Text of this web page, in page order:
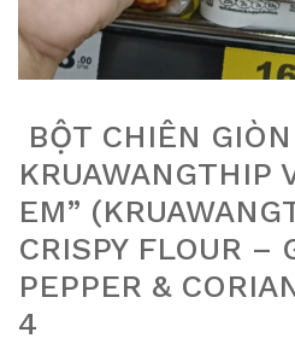
BỘT CHIÊN GIÒN
KRUAWANGTHIP
EM”
CRISPY FLOUR –
PEPPER &
4